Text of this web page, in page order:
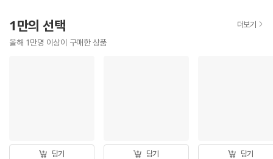
1만의 선택
올해 1만명 이상이 구매한 상품
더보기
담기 담기 담기